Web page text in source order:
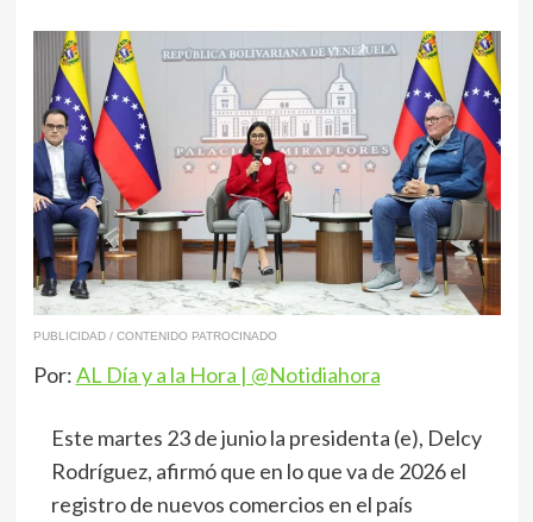
PUBLICIDAD / CONTENIDO PATROCINADO
Por:AL Día y a la Hora | @Notidiahora
Este martes 23 de junio la presidenta (e), Delcy
Rodríguez, afirmó que en lo que va de 2026 el
registro de nuevos comercios en el país